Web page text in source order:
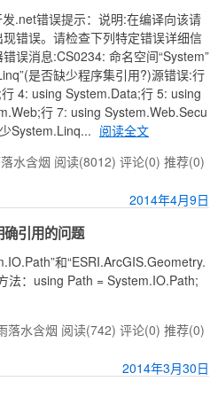
.net错误提示：说明:在编译向该请
错误。请检查下列特定错误详细信
误消息:CS0234: 命名空间“System”
是否缺少程序集引用?)源错误:行
4: using System.Data;行 5: using
行 7: using System.Web.Secu
System.Linq... 阅读全文
水含烟 阅读(8012) 评论(0) 推荐(0)
2014年4月9日
引用的问题
和“ESRI.ArcGIS.Geometry.
法：using Path = System.IO.Path;
落水含烟 阅读(742) 评论(0) 推荐(0)
2014年3月30日